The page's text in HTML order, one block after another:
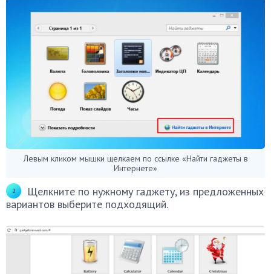
Левым кликом мышки щелкаем по ссылке «Найти гаджеты в
Интернете»
Щелкните по нужному гаджету, из предложенных
вариантов выберите подходящий.